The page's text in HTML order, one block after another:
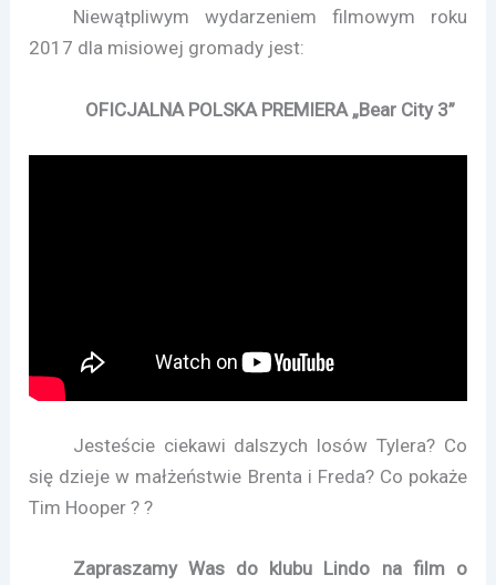
Niewątpliwym wydarzeniem filmowym roku
2017 dla misiowej gromady jest:
OFICJALNA POLSKA PREMIERA „Bear City 3”
Jesteście ciekawi dalszych losów Tylera? Co
się dzieje w małżeństwie Brenta i Freda? Co pokaże
Tim Hooper ? ?
Zapraszamy Was do klubu Lindo na film o